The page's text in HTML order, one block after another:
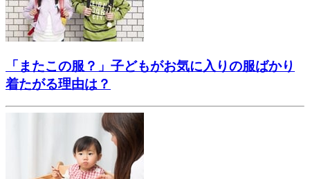
「またこの服？」子どもがお気に入りの服ばかり
着たがる理由は？